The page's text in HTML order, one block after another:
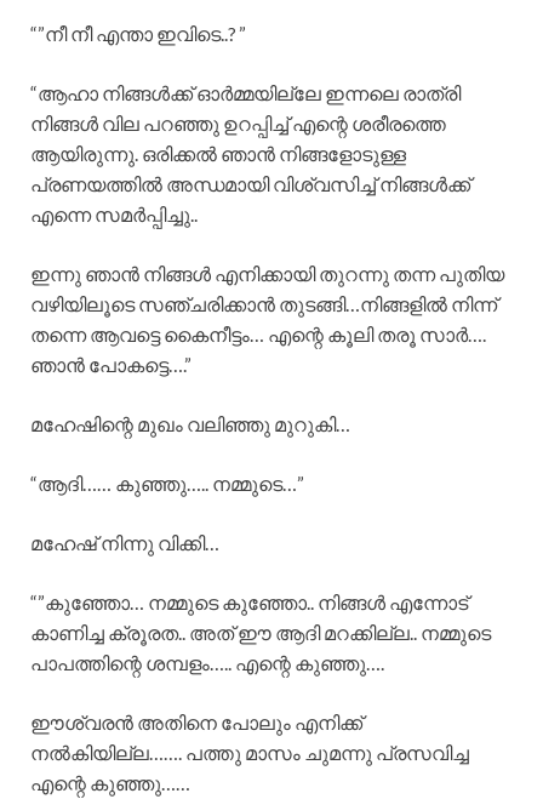
“”നീ നീ എന്താ ഇവിടെ..? ”
“ആഹാ നിങ്ങൾക്ക് ഓർമ്മയില്ലേ ഇന്നലെ രാത്രി
നിങ്ങൾ വില പറഞ്ഞു ഉറപ്പിച്ച് എന്റെ ശരീരത്തെ
ആയിരുന്നു. ഒരിക്കൽ ഞാൻ നിങ്ങളോടുള്ള
പ്രണയത്തിൽ അന്ധമായി വിശ്വസിച്ച് നിങ്ങൾക്ക്
എന്നെ സമർപ്പിച്ചു..
ഇന്നു ഞാൻ നിങ്ങൾ എനിക്കായി തുറന്നു തന്ന പുതിയ
വഴിയിലൂടെ സഞ്ചരിക്കാൻ തുടങ്ങി…നിങ്ങളിൽ നിന്ന്
തന്നെ ആവട്ടെ കൈനീട്ടം… എന്റെ കൂലി തരൂ സാർ….
ഞാൻ പോകട്ടെ….”
മഹേഷിന്റെ മുഖം വലിഞ്ഞു മുറുകി…
“ആദി…… കുഞ്ഞു….. നമ്മുടെ…”
മഹേഷ്‌ നിന്നു വിക്കി…
“”കുഞ്ഞോ… നമ്മുടെ കുഞ്ഞോ.. നിങ്ങൾ എന്നോട്
കാണിച്ച ക്രൂരത.. അത് ഈ ആദി മറക്കില്ല.. നമ്മുടെ
പാപത്തിന്റെ ശമ്പളം….. എന്റെ കുഞ്ഞു….
ഈശ്വരൻ അതിനെ പോലും എനിക്ക്
നൽകിയില്ല……. പത്തു മാസം ചുമന്നു പ്രസവിച്ച
എന്റെ കുഞ്ഞു……